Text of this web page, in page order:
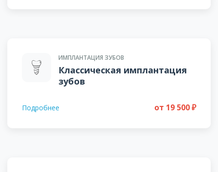
ИМПЛАНТАЦИЯ ЗУБОВ
Классическая имплантация
зубов
Подробнее от 19 500 ₽